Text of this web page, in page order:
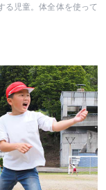
る児童。体全体を使って